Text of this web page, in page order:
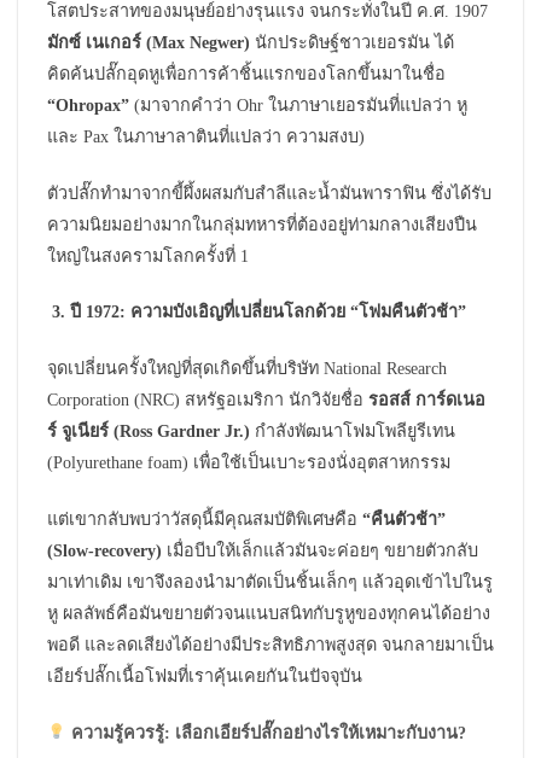
โสตประสาทของมนุษย์อย่างรุนแรง จนกระทั่งในปี ค.ศ. 1907
มักซ์ เนเกอร์ (Max Negwer) นักประดิษฐ์ชาวเยอรมัน ได้
คิดค้นปลั๊กอุดหูเพื่อการค้าชิ้นแรกของโลกขึ้นมาในชื่อ
“Ohropax” (มาจากคำว่า Ohr ในภาษาเยอรมันที่แปลว่า หู
และ Pax ในภาษาลาตินที่แปลว่า ความสงบ)
ตัวปลั๊กทำมาจากขี้ผึ้งผสมกับสำลีและน้ำมันพาราฟิน ซึ่งได้รับ
ความนิยมอย่างมากในกลุ่มทหารที่ต้องอยู่ท่ามกลางเสียงปืน
ใหญ่ในสงครามโลกครั้งที่ 1
3. ปี 1972: ความบังเอิญที่เปลี่ยนโลกด้วย “โฟมคืนตัวช้า”
จุดเปลี่ยนครั้งใหญ่ที่สุดเกิดขึ้นที่บริษัท National Research
Corporation (NRC) สหรัฐอเมริกา นักวิจัยชื่อ รอสส์ การ์ดเนอ
ร์ จูเนียร์ (Ross Gardner Jr.) กำลังพัฒนาโฟมโพลียูรีเทน
(Polyurethane foam) เพื่อใช้เป็นเบาะรองนั่งอุตสาหกรรม
แต่เขากลับพบว่าวัสดุนี้มีคุณสมบัติพิเศษคือ “คืนตัวช้า”
(Slow-recovery) เมื่อบีบให้เล็กแล้วมันจะค่อยๆ ขยายตัวกลับ
มาเท่าเดิม เขาจึงลองนำมาตัดเป็นชิ้นเล็กๆ แล้วอุดเข้าไปในรู
หู ผลลัพธ์คือมันขยายตัวจนแนบสนิทกับรูหูของทุกคนได้อย่าง
พอดี และลดเสียงได้อย่างมีประสิทธิภาพสูงสุด จนกลายมาเป็น
เอียร์ปลั๊กเนื้อโฟมที่เราคุ้นเคยกันในปัจจุบัน
ความรู้ควรรู้: เลือกเอียร์ปลั๊กอย่างไรให้เหมาะกับงาน?